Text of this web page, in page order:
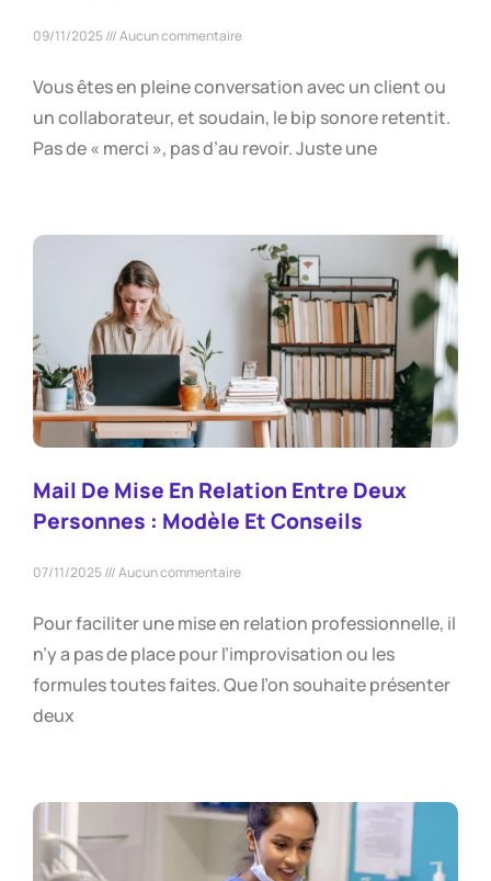
09/11/2025 Aucun commentaire
Vous êtes en pleine conversation avec un client ou
un collaborateur, et soudain, le bip sonore retentit.
Pas de « merci », pas d’au revoir. Juste une
Mail De Mise En Relation Entre Deux
Personnes : Modèle Et Conseils
07/11/2025 Aucun commentaire
Pour faciliter une mise en relation professionnelle, il
n’y a pas de place pour l’improvisation ou les
formules toutes faites. Que l’on souhaite présenter
deux